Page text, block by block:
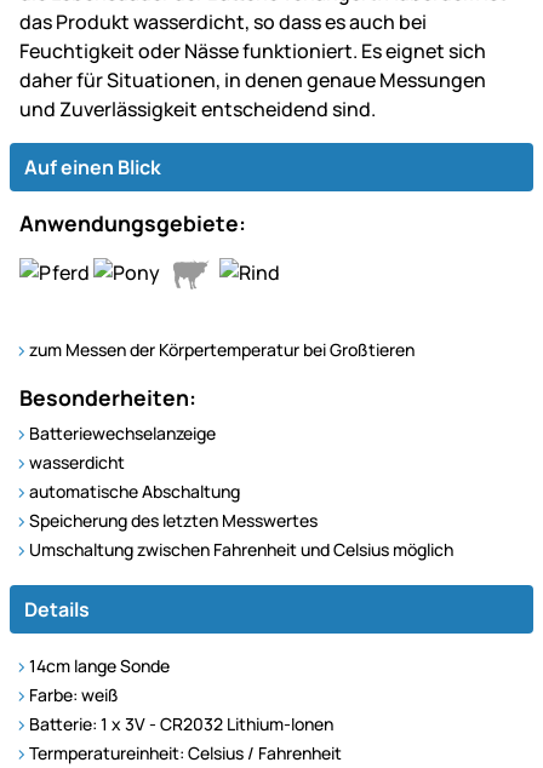
das Produkt wasserdicht, so dass es auch bei
Feuchtigkeit oder Nässe funktioniert. Es eignet sich
daher für Situationen, in denen genaue Messungen
und Zuverlässigkeit entscheidend sind.
Auf einen Blick
Anwendungsgebiete:
zum Messen der Körpertemperatur bei Großtieren
Besonderheiten:
Batteriewechselanzeige
wasserdicht
automatische Abschaltung
Speicherung des letzten Messwertes
Umschaltung zwischen Fahrenheit und Celsius möglich
Details
14cm lange Sonde
Farbe: weiß
Batterie: 1 x 3V - CR2032 Lithium-Ionen
Termperatureinheit: Celsius / Fahrenheit